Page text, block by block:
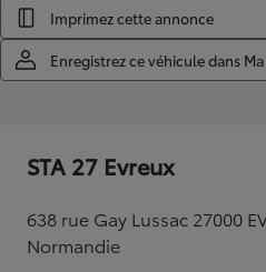
Imprimez cette annonce
Enregistrez ce véhicule dans
STA 27 Evreux
638 rue Gay Lussac 27000
Normandie